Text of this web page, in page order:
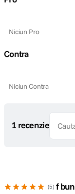
Niciun Pro
Contra
Niciun Contra
1 recenzie
5 f bun